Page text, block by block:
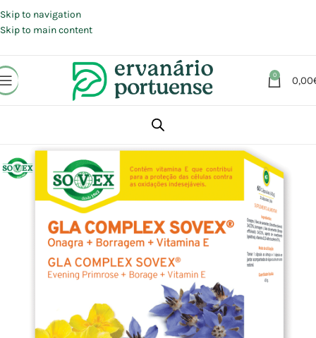
Skip to navigation
Skip to main content
0 0,00
Suplementos alimentares